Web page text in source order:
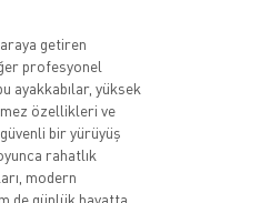
getiren
profesyonel
ayakkabılar, yüksek
özellikleri ve
bir yürüyüş
rahatlık
modern